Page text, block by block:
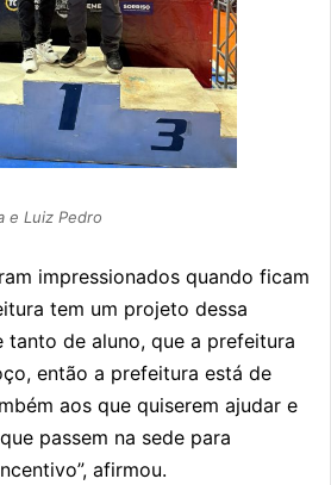
e Luiz Pedro
impressionados quando ficam
tem um projeto dessa
tanto de aluno, que a prefeitura
então a prefeitura está de
aos que quiserem ajudar e
passem na sede para
afirmou.